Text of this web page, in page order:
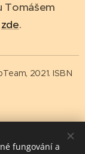
Tomášem
zde.
2021. ISBN
fungování a